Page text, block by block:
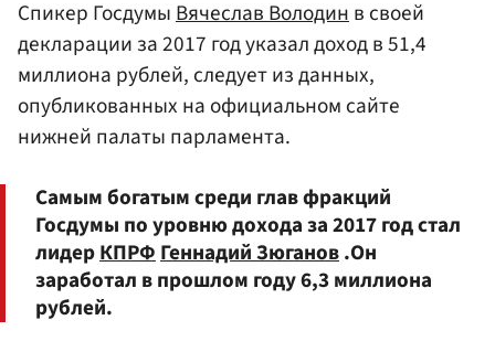
Спикер ГосдумыВячеслав Володинв своей
декларации за 2017 год указал доход в 51,4
миллиона рублей, следует из данных,
опубликованных на официальном сайте
нижней палаты парламента.
Самым богатым среди глав фракций
Госдумы по уровню дохода за 2017 год стал
лидерКПРФГеннадий Зюганов.Он
заработал в прошлом году 6,3 миллиона
рублей.